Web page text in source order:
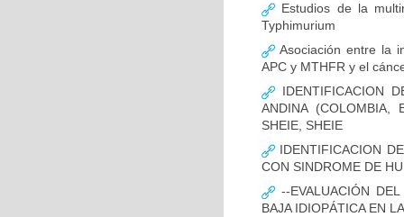
Estudios de la
Typhimurium
Asociación entre la
APC y MTHFR y el
IDENTIFICACION
ANDINA (COLOMBIA,
SHEIE, SHEIE
IDENTIFICACION
CON SINDROME DE
--EVALUACIÓN
BAJA IDIOPÁTICA EN